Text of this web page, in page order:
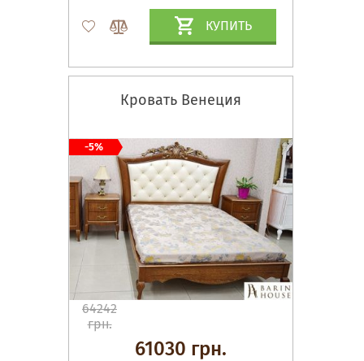
КУПИТЬ
Кровать Венеция
64242
грн.
61030 грн.
-5%